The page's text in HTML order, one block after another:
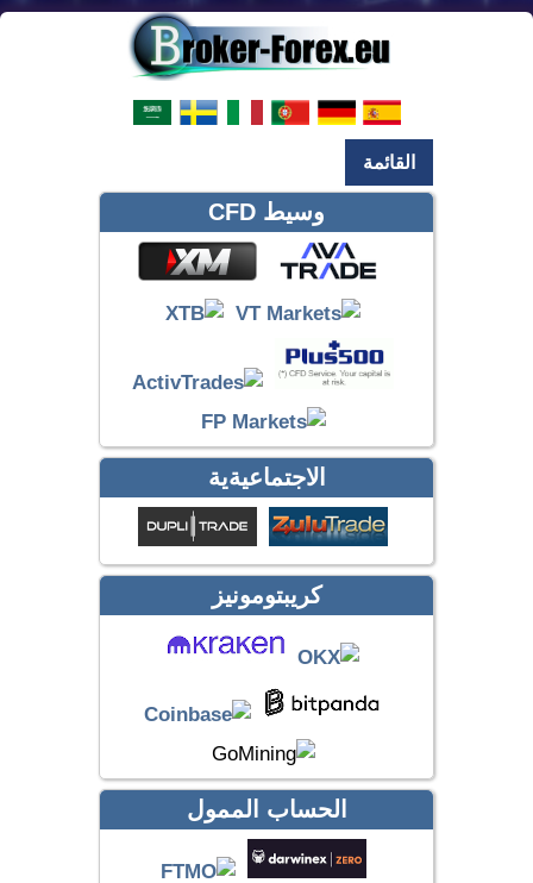
القائمة
وسيط CFD
الاجتماعيةية
كريبتومونيز
الحساب الممول